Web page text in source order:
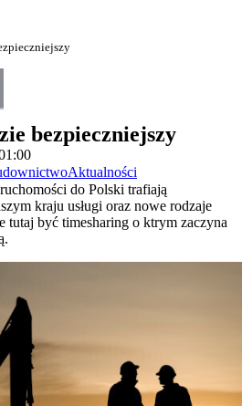
bezpieczniejszy
Aktualności
do Polski trafiają
kraju usługi oraz nowe rodzaje
tutaj być timesharing o ktrym zaczyna